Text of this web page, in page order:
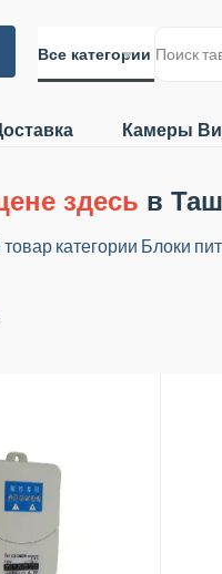
Все категории
Камеры
здесь в
категории Блоки